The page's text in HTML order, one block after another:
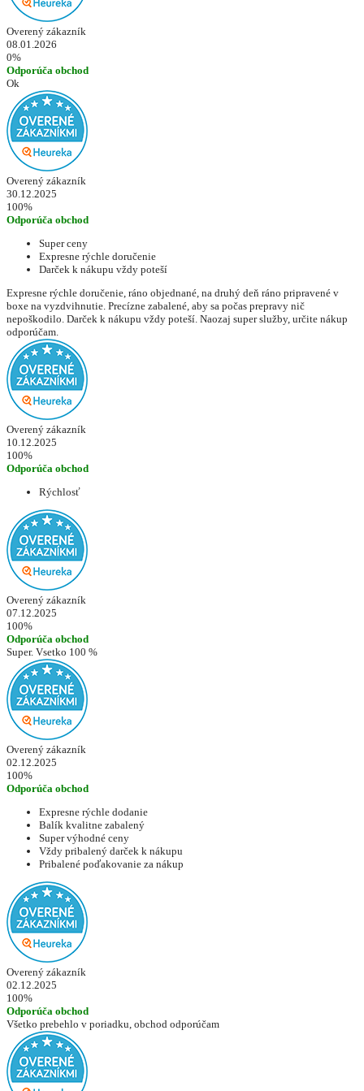
Overený zákazník
08.01.2026
0%
Odporúča obchod
Ok
Overený zákazník
30.12.2025
100%
Odporúča obchod
Super ceny
Expresne rýchle doručenie
Darček k nákupu vždy poteší
Expresne rýchle doručenie, ráno objednané, na druhý deň ráno pripravené v
boxe na vyzdvihnutie. Precízne zabalené, aby sa počas prepravy nič
nepoškodilo. Darček k nákupu vždy poteší. Naozaj super služby, určite nákup
odporúčam.
Overený zákazník
10.12.2025
100%
Odporúča obchod
Rýchlosť
Overený zákazník
07.12.2025
100%
Odporúča obchod
Super. Vsetko 100 %
Overený zákazník
02.12.2025
100%
Odporúča obchod
Expresne rýchle dodanie
Balík kvalitne zabalený
Super výhodné ceny
Vždy pribalený darček k nákupu
Pribalené poďakovanie za nákup
Overený zákazník
02.12.2025
100%
Odporúča obchod
Všetko prebehlo v poriadku, obchod odporúčam